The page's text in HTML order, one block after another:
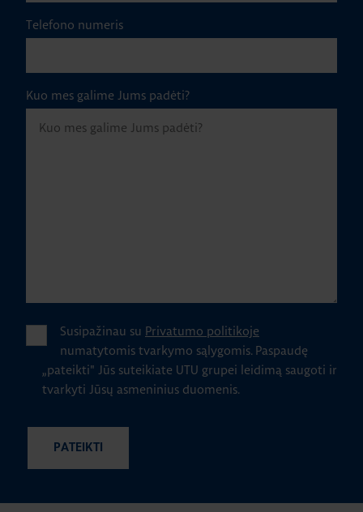
Telefono numeris
Kuo mes galime Jums padėti?
Susipažinau su Privatumo politikoje
numatytomis tvarkymo sąlygomis. Paspaudę
„pateikti" Jūs suteikiate UTU grupei leidimą saugoti ir
tvarkyti Jūsų asmeninius duomenis.